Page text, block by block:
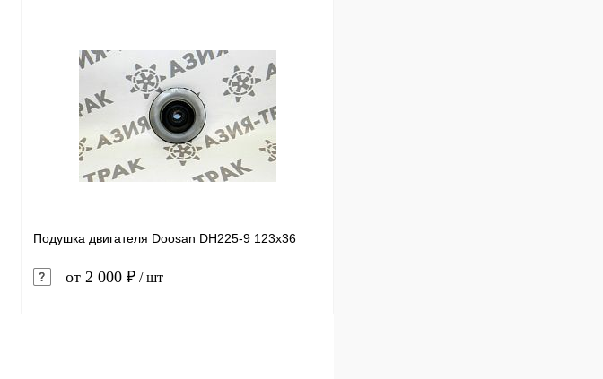
Купить в 1 клик Сравнение
В избранное В наличии
Подушка двигателя Doosan DH225-9 123x36
от 2 000 ₽ / шт